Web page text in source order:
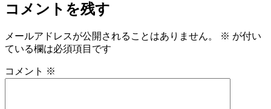
コメントを残す
メールアドレスが公開されることはありません。 ※ が付い
ている欄は必須項目です
コメント ※